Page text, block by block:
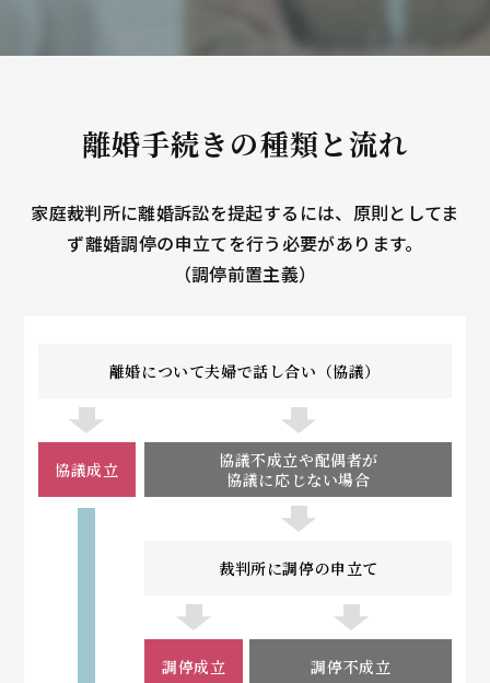
離婚手続きの種類と流れ
家庭裁判所に離婚訴訟を提起するには、原則としてま
ず離婚調停の申立てを行う必要があります。
（調停前置主義）
離婚について夫婦で話し合い（協議）
協議成立
協議不成立や配偶者が
協議に応じない場合
裁判所に調停の申立て
調停成立 調停不成立